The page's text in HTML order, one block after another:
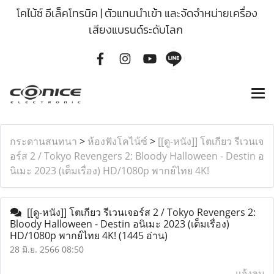
โคไน้ซ์ อีเล็คโทรนิค | ตัวแทนนำเข้า และจัดจำหน่ายเครื่อง
เสียงแบรนด์ระดับโลก
กระดานสนทนา > ห้องฟังโคไน้ซ์ > [[ดู-หนัง]] โตเกียว รีเวนเจ
อร์ส 2 / Tokyo Revengers 2: Bloody Halloween - Destin อ
นิเมะ 2023 (เต็มเรื่อง) HD/1080p พากย์ไทย 4K!
[[ดู-หนัง]] โตเกียว รีเวนเจอร์ส 2 / Tokyo Revengers 2:
Bloody Halloween - Destin อนิเมะ 2023 (เต็มเรื่อง)
HD/1080p พากย์ไทย 4K! (1445 อ่าน)
28 มิ.ย. 2566 08:50